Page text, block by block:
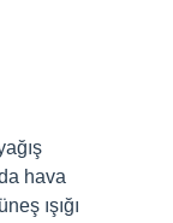
hava
ışığı